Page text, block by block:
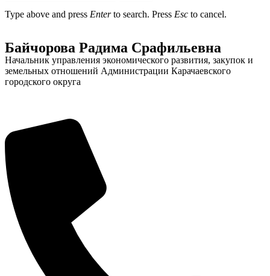
Type above and press Enterto search. Press Esc to cancel.
Байчорова Радима Срафильевна
Начальник управления экономического развития, закупок и
земельных отношений Администрации Карачаевского
городского округа